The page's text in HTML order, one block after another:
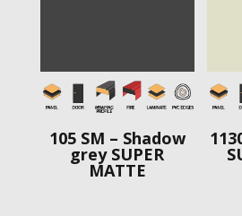
105 SM – Shadow
grey SUPER
MATTE